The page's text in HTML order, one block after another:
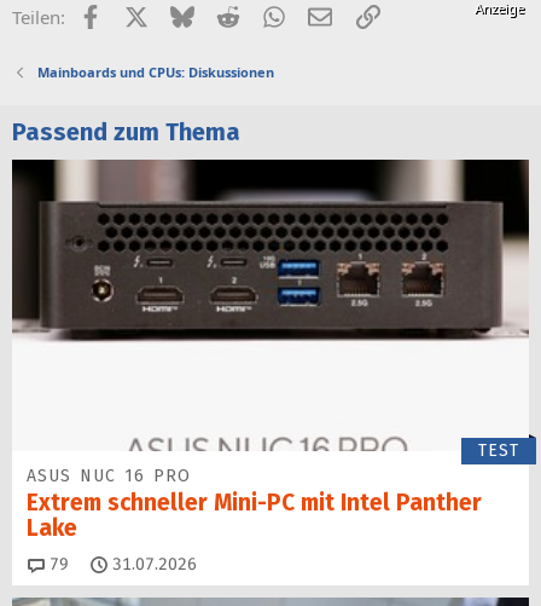
Teilen: FacebookX (Twitter)
BlueskyRedditWhatsApp
E-MailLink
Mainboards und CPUs: Diskussionen
Passend zum Thema
TEST
ASUS NUC 16 PRO
Extrem schneller Mini-PC mit Intel Panther
Lake
79 Kommentare
31.07.2026